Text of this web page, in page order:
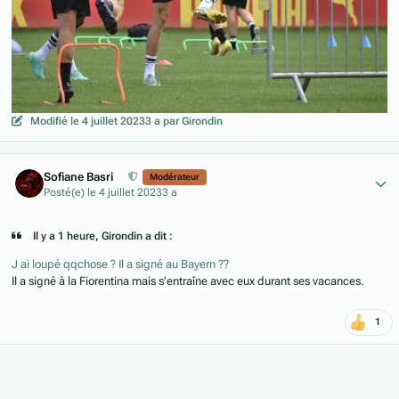
Modifiéle 4 juillet 20233 a par Girondin
Sofiane Basri Modérateur
Posté(e) le 4 juillet 20233 a
Il y a 1 heure, Girondin a dit :
J ai loupé qqchose ? Il a signé au Bayern ??
Il a signé à la Fiorentina mais s’entraîne avec eux durant ses vacances.
1